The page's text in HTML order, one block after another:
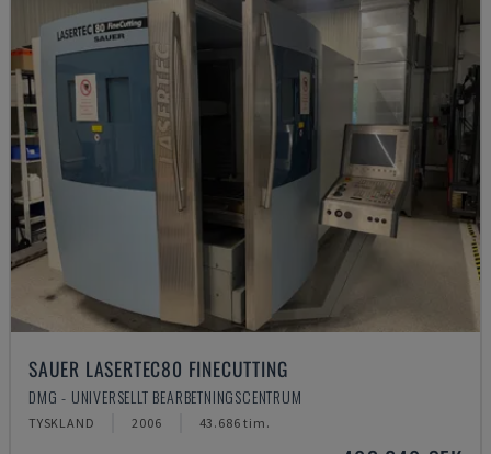
SAUER LASERTEC80 FINECUTTING
DMG - UNIVERSELLT BEARBETNINGSCENTRUM
TYSKLAND 2006 43.686 tim.